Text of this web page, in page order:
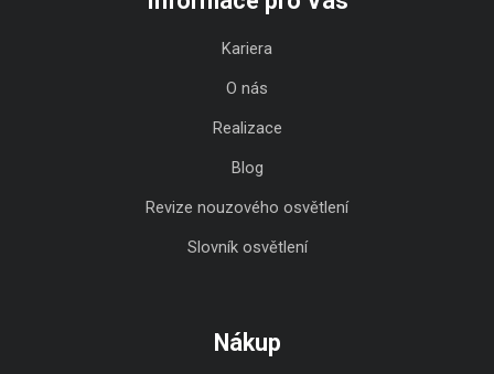
Kariera
O nás
Realizace
Blog
Revize nouzového osvětlení
Slovník osvětlení
Nákup